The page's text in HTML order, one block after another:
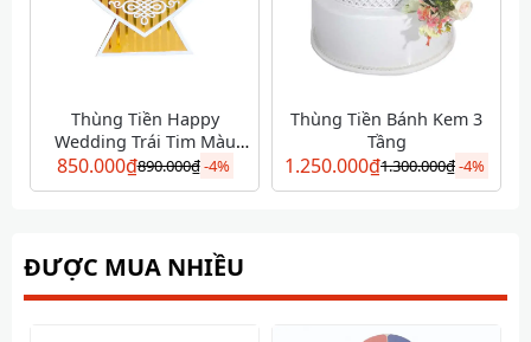
Thùng Tiền Happy
Wedding Trái Tim Màu
Vàng
850.000₫890.000₫-4%
Thùng Tiền Bánh Kem 3
Tầng
1.250.000₫1.300.000₫-4%
ĐƯỢC MUA NHIỀU